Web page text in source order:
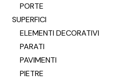
PORTE
SUPERFICI
ELEMENTI DECORATIVI
PARATI
PAVIMENTI
PIETRE